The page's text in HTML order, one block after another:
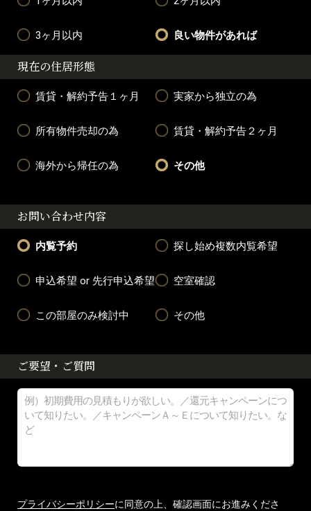
3ヶ月以内 良い物件があれば
現在の住居形態
賃貸・解約予告１ヶ月 実家から独立の為
所有物件売却の為 賃貸・解約予告２ヶ月
海外から帰任の為 その他
お問い合わせ内容
内覧予約 探し始め複数内覧希望
申込希望 or 先行申込希望 空室確認
この部屋のみ検討中 その他
ご要望・ご質問
プライバシーポリシーに同意の上、確認画面にお進みくださ